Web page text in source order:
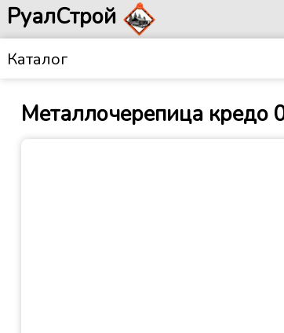
РуалСтрой
Каталог
Металлочерепица кредо